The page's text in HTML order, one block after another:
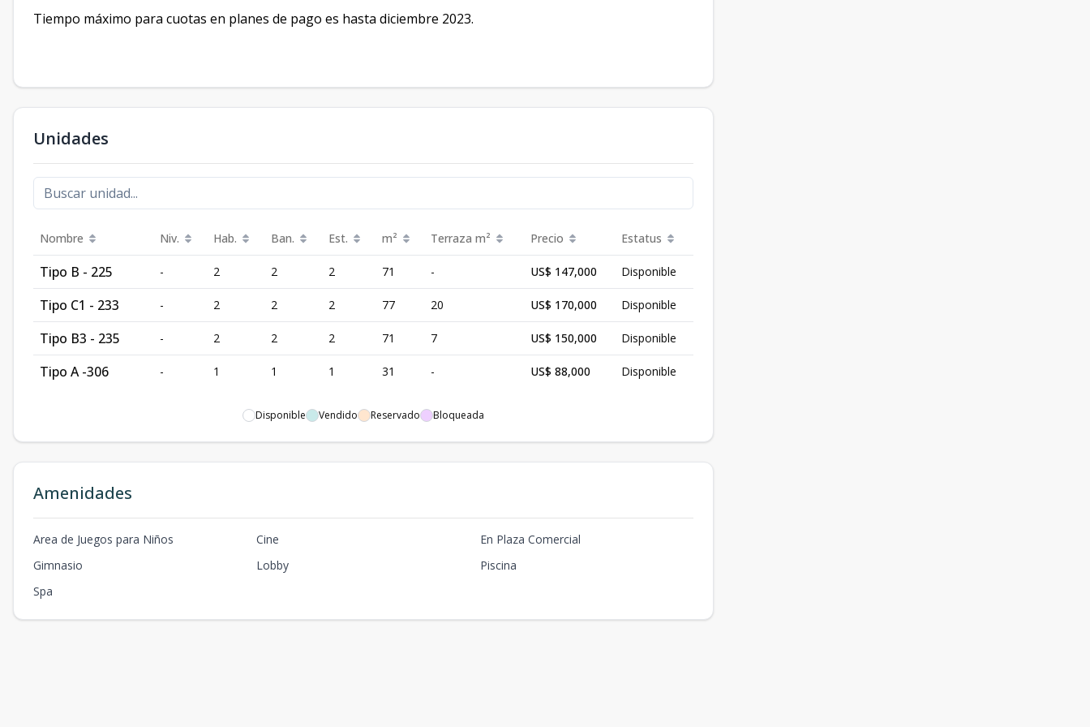
Tiempo máximo para cuotas en planes de pago es hasta diciembre 2023.
Unidades
Nombre Niv. Hab. Ban. Est. m² Terraza m² Precio Estatus
Tipo B - 225 - 2 2 2 71 - US$ 147,000 Disponible
Tipo C1 - 233 - 2 2 2 77 20 US$ 170,000 Disponible
Tipo B3 - 235 - 2 2 2 71 7 US$ 150,000 Disponible
Tipo A -306 - 1 1 1 31 - US$ 88,000 Disponible
Disponible Vendido Reservado Bloqueada
Amenidades
Area de Juegos para Niños Cine
En Plaza Comercial
Gimnasio
Lobby
Piscina
Spa